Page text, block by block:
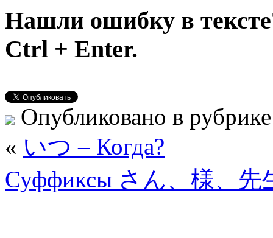
Нашли ошибку в
Ctrl + Enter.
Опубликовано в
« いつ – Когда?
Суффиксы さん、様、先